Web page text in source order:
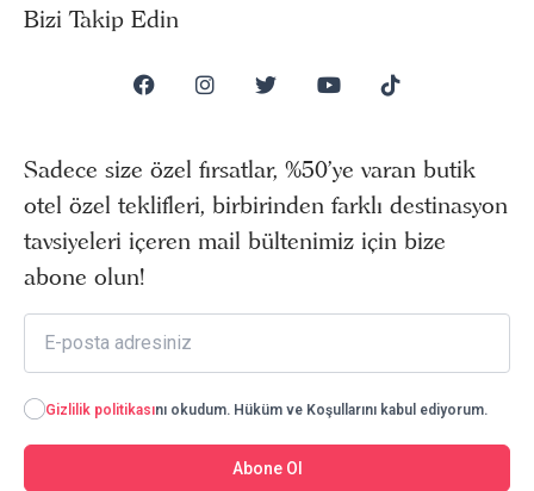
Bizi Takip Edin
Sadece size özel fırsatlar, %50’ye varan butik
otel özel teklifleri, birbirinden farklı destinasyon
tavsiyeleri içeren mail bültenimiz için bize
abone olun!
Gizlilik politikasını okudum. Hüküm ve Koşullarını kabul ediyorum.
Abone Ol